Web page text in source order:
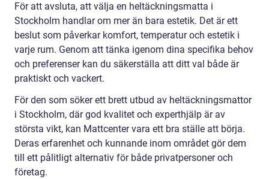
För att avsluta, att välja en heltäckningsmatta i
Stockholm handlar om mer än bara estetik. Det är ett
beslut som påverkar komfort, temperatur och estetik i
varje rum. Genom att tänka igenom dina specifika behov
och preferenser kan du säkerställa att ditt val både är
praktiskt och vackert.
För den som söker ett brett utbud av heltäckningsmattor
i Stockholm, där god kvalitet och experthjälp är av
största vikt, kan Mattcenter vara ett bra ställe att börja.
Deras erfarenhet och kunnande inom området gör dem
till ett pålitligt alternativ för både privatpersoner och
företag.